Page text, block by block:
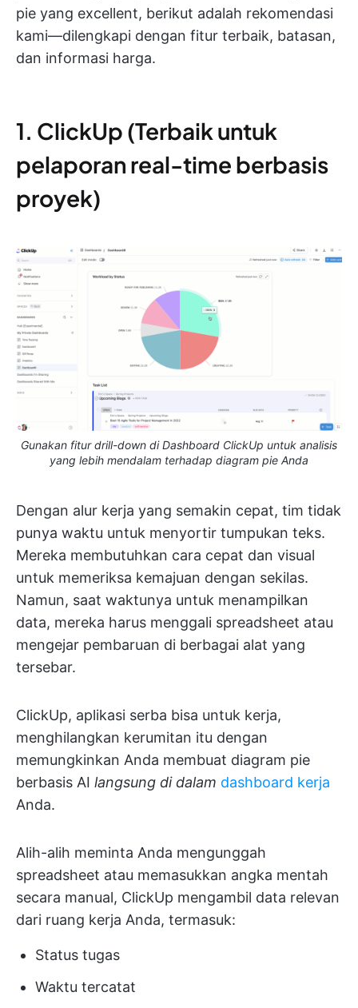
pie yang excellent, berikut adalah rekomendasi
kami—dilengkapi dengan fitur terbaik, batasan,
dan informasi harga.
1. ClickUp (Terbaik untuk
pelaporan real-time berbasis
proyek)
Gunakan fitur drill-down di Dashboard ClickUp untuk analisis
yang lebih mendalam terhadap diagram pie Anda
Dengan alur kerja yang semakin cepat, tim tidak
punya waktu untuk menyortir tumpukan teks.
Mereka membutuhkan cara cepat dan visual
untuk memeriksa kemajuan dengan sekilas.
Namun, saat waktunya untuk menampilkan
data, mereka harus menggali spreadsheet atau
mengejar pembaruan di berbagai alat yang
tersebar.
ClickUp, aplikasi serba bisa untuk kerja,
menghilangkan kerumitan itu dengan
memungkinkan Anda membuat diagram pie
berbasis AI langsung di dalam dashboard kerja
Anda.
Alih-alih meminta Anda mengunggah
spreadsheet atau memasukkan angka mentah
secara manual, ClickUp mengambil data relevan
dari ruang kerja Anda, termasuk:
Status tugas
Waktu tercatat